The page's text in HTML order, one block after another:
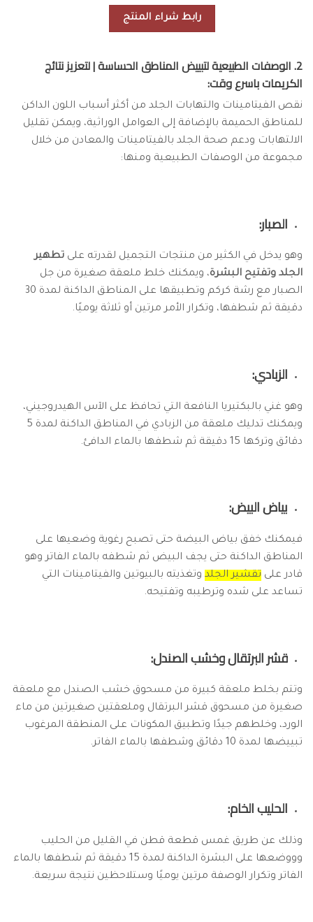
رابط شراء المنتج
2. الوصفات الطبيعية لتبييض المناطق الحساسة | لتعزيز نتائج
الكريمات باسرع وقت:
نقص الفيتامينات والتهابات الجلد من أكثر أسباب اللون الداكن
للمناطق الحميمة بالإضافة إلى العوامل الوراثية، ويمكن تقليل
الالتهابات ودعم صحة الجلد بالفيتامينات والمعادن من خلال
مجموعة من الوصفات الطبيعية ومنها:
الصبار:
وهو يدخل في الكثير من منتجات التجميل لقدرته على تطهير
الجلد وتفتيح البشرة، ويمكنك خلط ملعقة صغيرة من جل
الصبار مع رشة كركم وتطبيقها على المناطق الداكنة لمدة 30
دقيقة ثم شطفها، وتكرار الأمر مرتين أو ثلاثة يوميًا.
الزبادي:
وهو غني بالبكتيريا النافعة التي تحافظ على الآس الهيدروجيني،
ويمكنك تدليك ملعقة من الزبادي في المناطق الداكنة لمدة 5
دقائق وتركها 15 دقيقة ثم شطفها بالماء الدافئ.
بياض البيض:
فيمكنك خفق بياض البيضة حتى تصبح رغوية وضعيها على
المناطق الداكنة حتى يجف البيض ثم شطفه بالماء الفاتر وهو
قادر على تقشير الجلد وتغذيته بالبيوتين والفيتامينات التي
تساعد على شده وترطيبه وتفتيحه.
قشر البرتقال وخشب الصندل:
وتتم بخلط ملعقة كبيرة من مسحوق خشب الصندل مع ملعقة
صغيرة من مسحوق قشر البرتقال وملعقتين صغيرتين من ماء
الورد، وخلطهم جيدًا وتطبيق المكونات على المنطقة المرغوب
تبييضها لمدة 10 دقائق وشطفها بالماء الفاتر.
الحليب الخام:
وذلك عن طريق غمس قطعة قطن في القليل من الحليب
وووضعها على البشرة الداكنة لمدة 15 دقيقة ثم شطفها بالماء
الفاتر وتكرار الوصفة مرتين يوميًا وستلاحظين نتيجة سريعة.